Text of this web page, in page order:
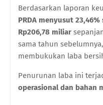
Berdasarkan laporan
PRDA menyusut
Rp206,78 miliar
sama tahun
membukukan laba
Penurunan laba ini
operasional dan bahan